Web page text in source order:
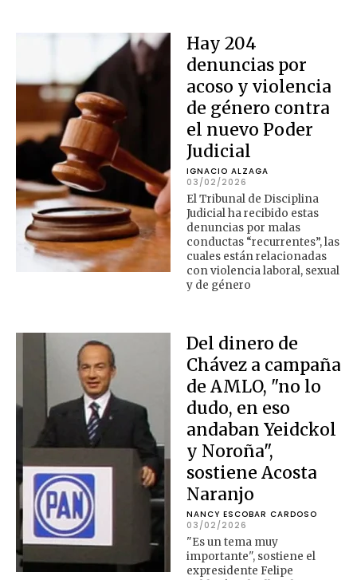
Hay 204
denuncias por
acoso y violencia
de género contra
el nuevo Poder
Judicial
IGNACIO ALZAGA
03/02/2026
El Tribunal de Disciplina
Judicial ha recibido estas
denuncias por malas
conductas “recurrentes”, las
cuales están relacionadas
con violencia laboral, sexual
y de género
Del dinero de
Chávez a campaña
de AMLO, "no lo
dudo, en eso
andaban Yeidckol
y Noroña",
sostiene Acosta
Naranjo
NANCY ESCOBAR CARDOSO
03/02/2026
"Es un tema muy
importante", sostiene el
expresidente Felipe